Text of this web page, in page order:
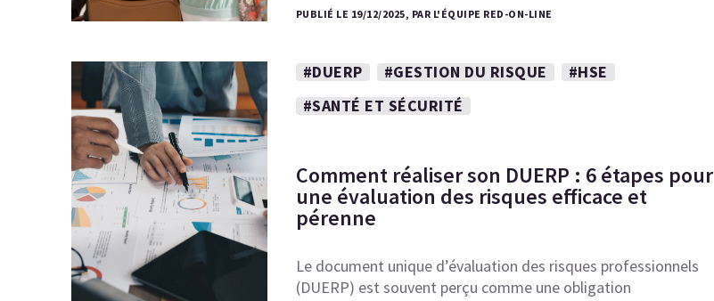
PUBLIÉ LE 19/12/2025, PAR L'ÉQUIPE RED-ON-LINE
#DUERP #GESTION DU RISQUE
#HSE
#SANTÉ ET SÉCURITÉ
Comment réaliser son DUERP : 6 étapes pour
une évaluation des risques efficace et
pérenne
Le document unique d’évaluation des risques professionnels
(DUERP) est souvent perçu comme une obligation